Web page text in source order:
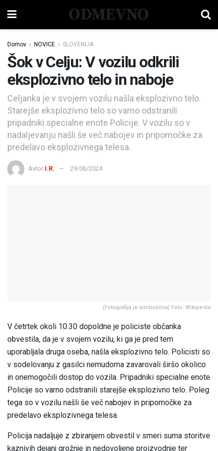
ODMEVNO
Domov NOVICE SLOVENIJA
Šok v Celju: V vozilu odkrili
eksplozivno telo in naboje
Celjanka je v svojem vozilu našla eksplozivno telo.
Starejše eksplozivno telo so varno odstranili
pripadniki specialne enote Policije. V vozilu so v
nadaljevanju našli še več nabojev in pripomočke za
predelavo eksplozivnega telesa.
Avtor I.R. 29/06/2024
(Fotografija je simbolična) Foto: Wikipedia
V četrtek okoli 10.30 dopoldne je policiste občanka
obvestila, da je v svojem vozilu, ki ga je pred tem
uporabljala druga oseba, našla eksplozivno telo. Policisti so
v sodelovanju z gasilci nemudoma zavarovali širšo okolico
in onemogočili dostop do vozila. Pripadniki specialne enote
Policije so varno odstranili starejše eksplozivno telo. Poleg
tega so v vozilu našli še več nabojev in pripomočke za
predelavo eksplozivnega telesa.
Policija nadaljuje z zbiranjem obvestil v smeri suma storitve
kaznivih dejanj grožnje in nedovoljene proizvodnje ter